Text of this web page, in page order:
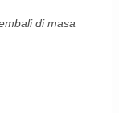
di masa